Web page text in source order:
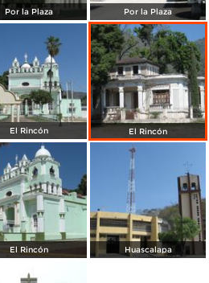
Por la Plaza Por la Plaza
El Rincón El Rincón
El Rincón Huascalapa